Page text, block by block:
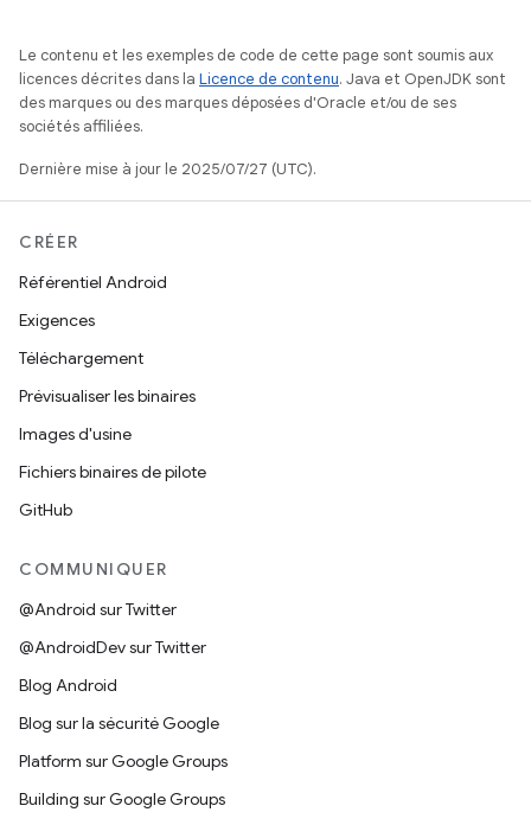
Le contenu et les exemples de code de cette page sont soumis aux
licences décrites dans la Licence de contenu. Java et OpenJDK sont
des marques ou des marques déposées d'Oracle et/ou de ses
sociétés affiliées.
Dernière mise à jour le 2025/07/27 (UTC).
CRÉER
Référentiel Android
Exigences
Téléchargement
Prévisualiser les binaires
Images d'usine
Fichiers binaires de pilote
GitHub
COMMUNIQUER
@Android sur Twitter
@AndroidDev sur Twitter
Blog Android
Blog sur la sécurité Google
Platform sur Google Groups
Building sur Google Groups